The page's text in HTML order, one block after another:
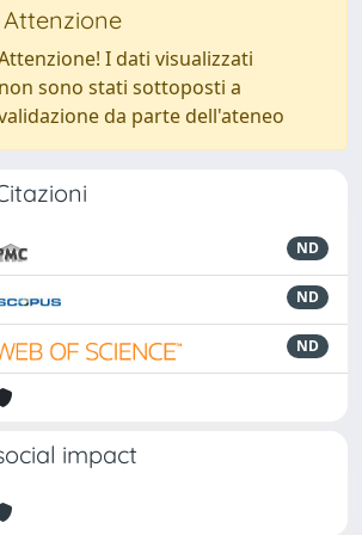
Attenzione
I dati visualizzati
non sono stati sottoposti a
da parte dell'ateneo
ND
ND
ND
impact